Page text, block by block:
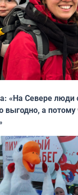
«На Севере
выгодно, а потому